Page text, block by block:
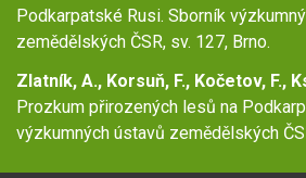
Podkarpatské Rusi. Sborník
zemědělských ČSR, sv. 127, Brno.
Zlatník, A., Korsuň, F., Kočetov, F.,
Prozkum přirozených lesů na
výzkumných ústavů zemědělských